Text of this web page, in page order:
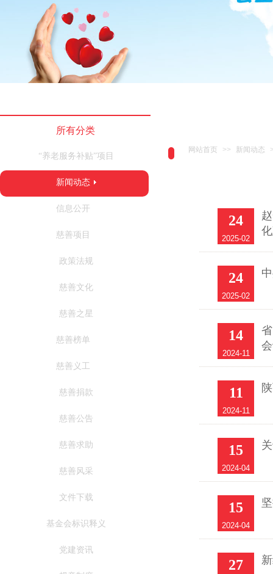
所有分类
“养老服务补贴”项目
新闻动态
信息公开
慈善项目
政策法规
慈善文化
慈善之星
慈善榜单
慈善义工
慈善捐款
慈善公告
慈善求助
慈善风采
文件下载
基金会标识释义
党建资讯
网站首页 >> 新闻动态
24
2025-02
24
2025-02
14
2024-11
11
2024-11
15
2024-04
15
2024-04
27